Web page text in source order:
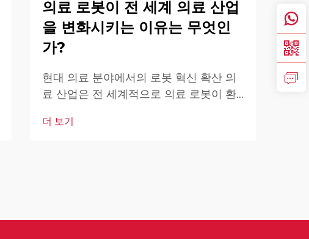
의료 로봇이 전 세계 의료 산업
을 변화시키는 이유는 무엇인
가?
현대 의료 분야에서의 로봇 혁신 확산 의
료 산업은 전 세계적으로 의료 로봇이 환
키면서 전례 없는 변화를 겪고 있습니다.
더 보기
의
성
현
영